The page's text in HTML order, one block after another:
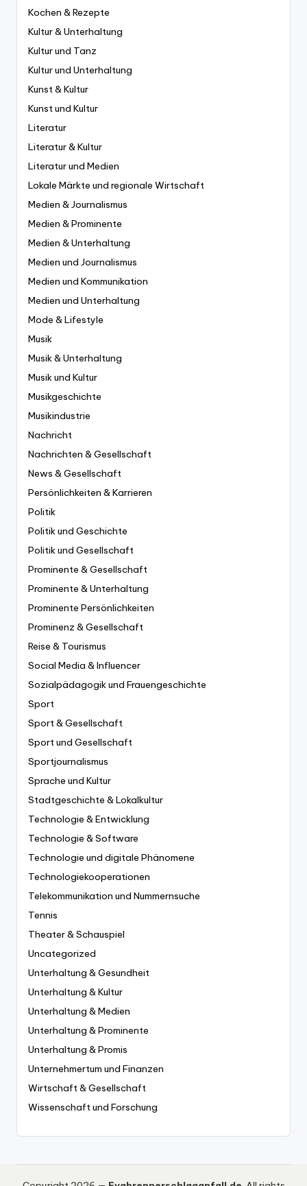
Kochen & Rezepte
Kultur & Unterhaltung
Kultur und Tanz
Kultur und Unterhaltung
Kunst & Kultur
Kunst und Kultur
Literatur
Literatur & Kultur
Literatur und Medien
Lokale Märkte und regionale Wirtschaft
Medien & Journalismus
Medien & Prominente
Medien & Unterhaltung
Medien und Journalismus
Medien und Kommunikation
Medien und Unterhaltung
Mode & Lifestyle
Musik
Musik & Unterhaltung
Musik und Kultur
Musikgeschichte
Musikindustrie
Nachricht
Nachrichten & Gesellschaft
News & Gesellschaft
Persönlichkeiten & Karrieren
Politik
Politik und Geschichte
Politik und Gesellschaft
Prominente & Gesellschaft
Prominente & Unterhaltung
Prominente Persönlichkeiten
Prominenz & Gesellschaft
Reise & Tourismus
Social Media & Influencer
Sozialpädagogik und Frauengeschichte
Sport
Sport & Gesellschaft
Sport und Gesellschaft
Sportjournalismus
Sprache und Kultur
Stadtgeschichte & Lokalkultur
Technologie & Entwicklung
Technologie & Software
Technologie und digitale Phänomene
Technologiekooperationen
Telekommunikation und Nummernsuche
Tennis
Theater & Schauspiel
Uncategorized
Unterhaltung & Gesundheit
Unterhaltung & Kultur
Unterhaltung & Medien
Unterhaltung & Prominente
Unterhaltung & Promis
Unternehmertum und Finanzen
Wirtschaft & Gesellschaft
Wissenschaft und Forschung